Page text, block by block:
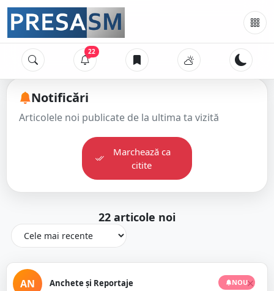
22
Notificări
Articolele noi publicate de la ultima ta vizită
Marchează ca
citite
22 articole noi
NOU
AN Anchete și Reportaje